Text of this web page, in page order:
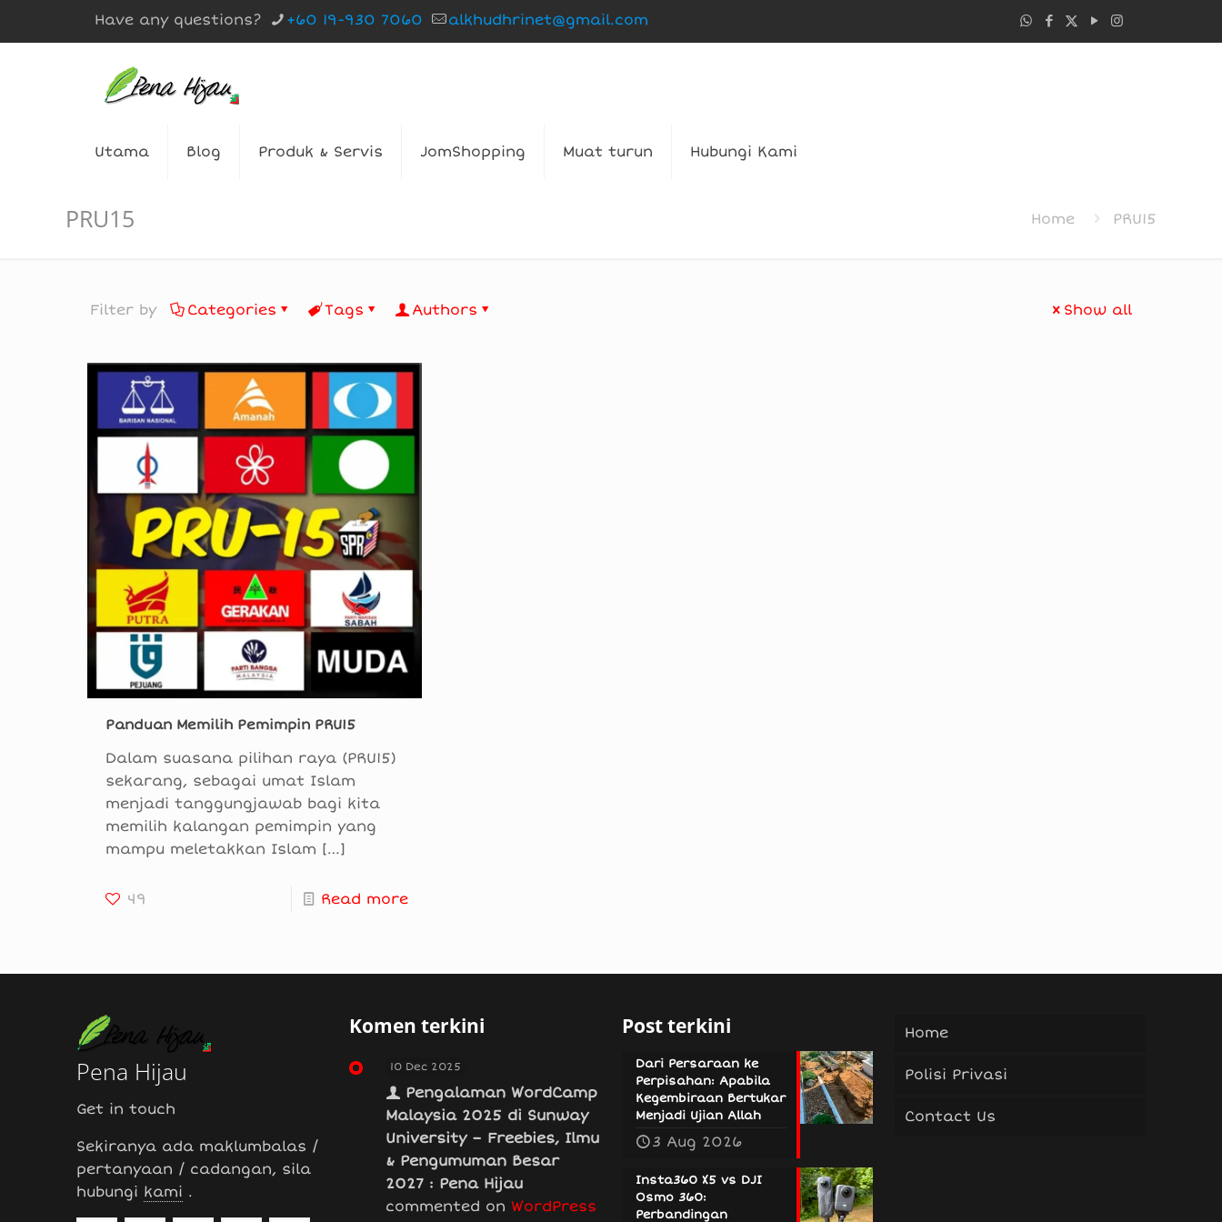
Have any questions? +60 19-930 7060 alkhudhrinet@gmail.com
Utama Blog Produk & Servis JomShopping Muat turun Hubungi Kami
PRU15 Home PRU15
Filter by Categories Tags Authors Show all
Panduan Memilih Pemimpin PRU15
Dalam suasana pilihan raya (PRU15)
sekarang, sebagai umat Islam
menjadi tanggungjawab bagi kita
memilih kalangan pemimpin yang
mampu meletakkan Islam […]
49 Read more
Pena Hijau
Get in touch
Sekiranya ada maklumbalas /
pertanyaan / cadangan, sila
hubungi kami .
Komen terkini
10 Dec 2025
Pengalaman WordCamp
Malaysia 2025 di Sunway
University – Freebies, Ilmu
& Pengumuman Besar
2027 : Pena Hijau
commented on WordPress
Post terkini
Dari Persaraan ke
Perpisahan: Apabila
Kegembiraan Bertukar
Menjadi Ujian Allah
3 Aug 2026
Insta360 X5 vs DJI
Osmo 360:
Perbandingan
Home
Polisi Privasi
Contact Us